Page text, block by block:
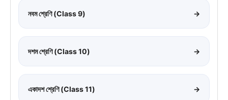
নবম শ্রেণি (Class 9) →
দশম শ্রেণি (Class 10) →
একাদশ শ্রেণি (Class 11) →